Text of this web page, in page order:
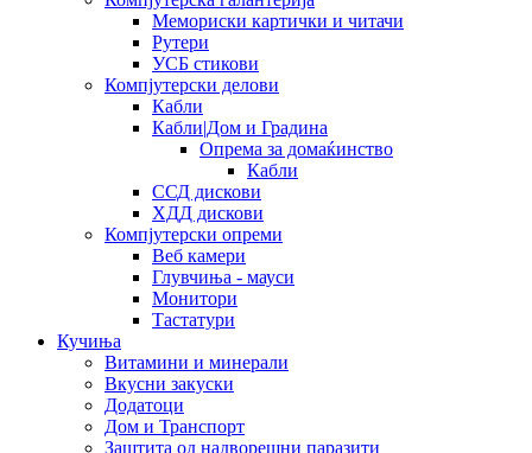
Мемориски картички и читачи
Рутери
УСБ стикови
Компјутерски делови
Кабли
Кабли|Дом и Градина
Опрема за домаќинство
Кабли
ССД дискови
ХДД дискови
Компјутерски опреми
Веб камери
Глувчиња - мауси
Монитори
Тастатури
Кучиња
Витамини и минерали
Вкусни закуски
Додатоци
Дом и Транспорт
Заштита од надворешни паразити